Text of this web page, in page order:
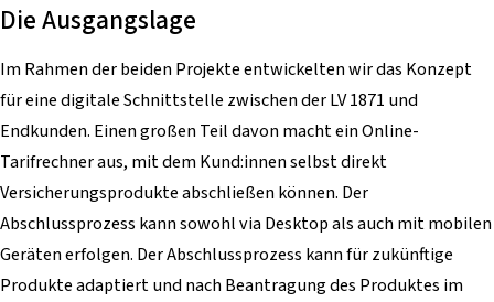
Die Ausgangslage
Im Rahmen der beiden Projekte entwickelten wir das Konzept
für eine digitale Schnittstelle zwischen der LV 1871 und
Endkunden. Einen großen Teil davon macht ein Online-
Tarifrechner aus, mit dem Kund:innen selbst direkt
Versicherungsprodukte abschließen können. Der
Abschlussprozess kann sowohl via Desktop als auch mit mobilen
Geräten erfolgen. Der Abschlussprozess kann für zukünftige
Produkte adaptiert und nach Beantragung des Produktes im